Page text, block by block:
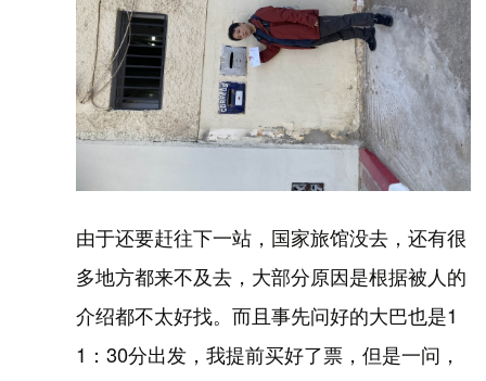
由于还要赶往下一站，国家旅馆没去，还有很
多地方都来不及去，大部分原因是根据被人的
介绍都不太好找。而且事先问好的大巴也是1
1：30分出发，我提前买好了票，但是一问，